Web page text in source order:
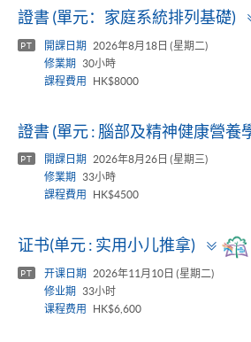
證書 (單元：家庭系統排列基礎)
PT 開課日期
2026年8月18日 (星期二)
修業期
30小時
課程費用
HK$8000
證書 (單元 : 腦部及精神健康營養
PT 開課日期
2026年8月26日 (星期三)
修業期
33小時
課程費用
HK$4500
证书(单元 : 实用小儿推拿)
PT 开课日期
2026年11月10日 (星期二)
修业期
33小时
课程费用
HK$6,600